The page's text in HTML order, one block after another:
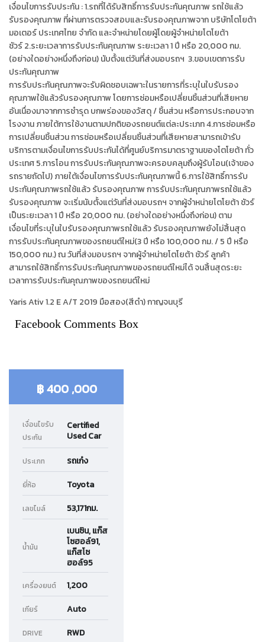
เงื่อนไขการรับประกัน : 1.รถที่ได้รับสิทธิ์การรับประกันคุณภาพ รถใช้แล้ว
รับรองคุณภาพ ที่ผ่านการตรวจสอบและรับรองคุณภาพจาก บริษัทโตโยต้า
มอเตอร์ ประเทศไทย จำกัด และจำหน่ายโดยผู้โดยผู้จำหน่ายโตโยต้า
ชัวร์ 2.ระยะเวลาการรับประกันคุณภาพ ระยะเวลา 1 ปี หรือ 20,000 กม.
(อย่างใดอย่างหนึ่งถึงก่อน) นับตั้งแต่วันที่ส่งมอบรถฯ 3.ขอบเขตการรับ
ประกันคุณภาพ
การรับประกันคุณภาพจะรับผิดชอบเฉพาะในรายการที่ระบุในใบรับรอง
คุณภาพใช้แล้วรับรองคุณภาพ โดยการซ่อมหรือเปลี่ยนชิ้นส่วนที่เสียหาย
อันเนื่องมาจากการชำรุด บกพร่องของวัสดุ / ชิ้นส่วน หรือการประกอบจาก
โรงงาน ภายใต้การใช้งานตามปกติของรถยนต์แต่ละประเภท 4.การซ่อมหรือ
การเปลี่ยนชิ้นส่วน การซ่อมหรือเปลี่ยนชิ้นส่วนที่เสียหายสามารถเข้ารับ
บริการตามเงื่อนไขการรับประกันได้ที่ศูนย์บริการมาตราฐานของโตโยต้า ทั่ว
ประเทศ 5.การโอน การรับประกันคุณภาพจะครอบคลุมถึงผู้รับโอน(เจ้าของ
รถรายถัดไป) ภายใต้เงื่อนไขการรับประกันคุณภาพนี้ 6.การใช้สิทธิ์การรับ
ประกันคุณภาพรถใช้แล้ว รับรองคุณภาพ การรับประกันคุณภาพรถใช้แล้ว
รับรองคุณภาพ จะเริ่มนับตั้งแต่วันที่ส่งมอบรถฯ จากผู้จำหน่ายโตโยต้า ชัวร์
เป็นระยะเวลา 1 ปี หรือ 20,000 กม. (อย่างใดอย่างหนึ่งถึงก่อน) ตาม
เงื่อนไขที่ระบุในใบรับรองคุณภาพรถใช้แล้ว รับรองคุณภาพยังไม่สิ้นสุด
การรับประกันคุณภาพของรถยนต์ใหม่(3 ปี หรือ 100,000 กม. / 5 ปี หรือ
150,000 กม.) ณ วันที่ส่งมอบรถฯ จากผู้จำหน่ายโตโยต้า ชัวร์ ลูกค้า
สามารถใช้สิทธิ์การรับประกันคุณภาพของรถยนต์ใหม่ได้ จนสิ้นสุดระยะ
เวลาการรับประกันคุณภาพของรถยนต์ใหม่
Yaris Ativ 1.2 E A/T 2019 มือสอง(สีดำ) กาญจนบุรี
Facebook Comments Box
฿ 400 ,000
เงื่อนไขรับ
ประกัน
Certified
Used Car
ประเภท รถเก๋ง
ยี่ห้อ Toyota
เลขไมล์ 53,171กม.
น้ำมัน
เบนซิน, แก๊ส
โซฮอล์91,
แก๊สโซ
ฮอล์95
เครื่องยนต์ 1,200
เกียร์ Auto
DRIVE RWD